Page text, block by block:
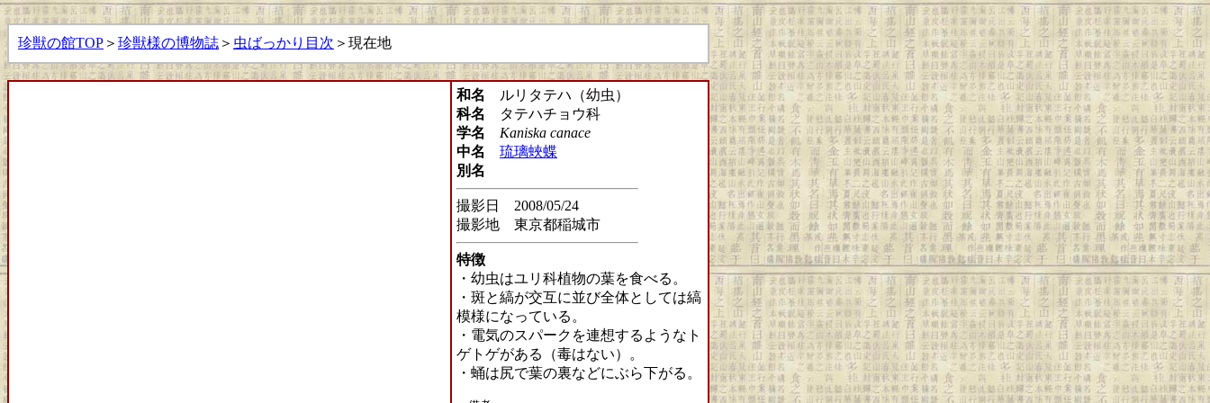
珍獣の館TOP ＞ 珍獣様の博物誌 ＞ 虫ばっかり目次 ＞現在地
和名
ルリタテハ（幼虫）
科名
タテハチョウ科
学名
Kaniska canace
中名
琉璃蛺蝶
別名
撮影日 2008/05/24
撮影地 東京都稲城市
特徴
・幼虫はユリ科植物の葉を食べる。
・斑と縞が交互に並び全体としては縞
模様になっている。
・電気のスパークを連想するようなト
ゲトゲがある（毒はない）。
・蛹は尻で葉の裏などにぶら下がる。